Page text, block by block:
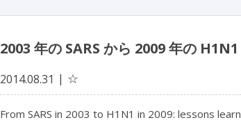
2003 年の SARS から 2009 年の
2014.08.31 ☆
From SARS in 2003 to H1N1 in 2009: lessons